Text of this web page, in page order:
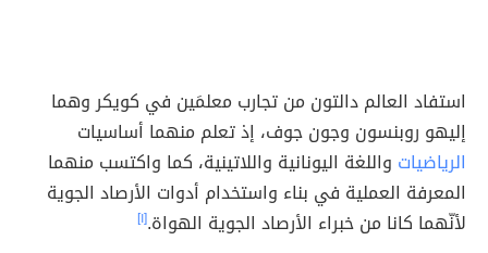
استفاد العالم دالتون من تجارب معلمَين في كويكر وهما
إليهو روبنسون وجون جوف، إذ تعلم منهما أساسيات
الرياضيات واللغة اليونانية واللاتينية، كما واكتسب منهما
المعرفة العملية في بناء واستخدام أدوات الأرصاد الجوية
لأنّهما كانا من خبراء الأرصاد الجوية الهواة.[١]